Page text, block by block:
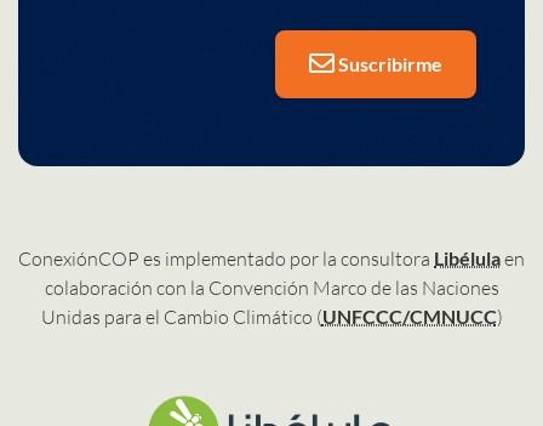
Suscribirme
ConexiónCOP es implementado por la consultora Libélulaen
colaboración con la Convención Marco de las Naciones
Unidas para el Cambio Climático (UNFCCC/CMNUCC)